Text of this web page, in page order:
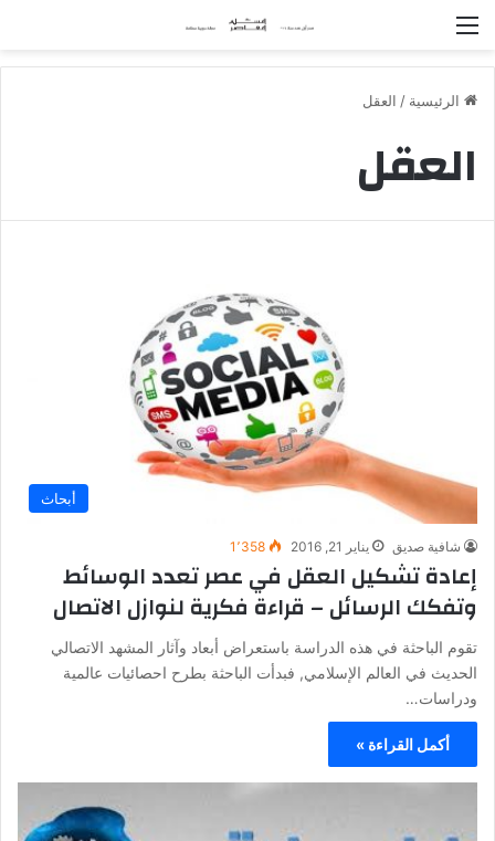
الرئيسية / العقل
العقل
أبحاث
شافية صديق يناير 21, 2016 1٬358
إعادة تشكيل العقل في عصر تعدد الوسائط
وتفكك الرسائل – قراءة فكرية لنوازل الاتصال
تقوم الباحثة في هذه الدراسة باستعراض أبعاد وآثار المشهد الاتصالي
الحديث في العالم الإسلامي, فبدأت الباحثة بطرح احصائيات عالمية
ودراسات…
أكمل القراءة »